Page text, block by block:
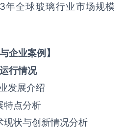
年全球‌‌‌‌玻璃‌‌‌‌‌‌‌‌‌‌‌‌‌行业市场规模
企业案例】
行情况
发展介绍
特点分析
现状与创新情况分析